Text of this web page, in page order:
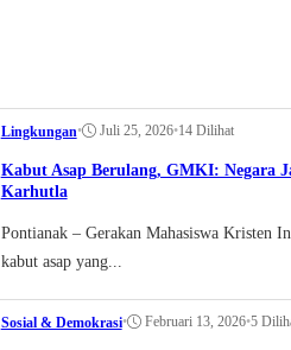
Lingkungan• Juli 25, 2026•14 Dilihat
Kabut Asap Berulang, GMKI: Negara
Karhutla
Pontianak – Gerakan Mahasiswa Kristen
kabut asap yang...
Sosial & Demokrasi• Februari 13, 2026•5